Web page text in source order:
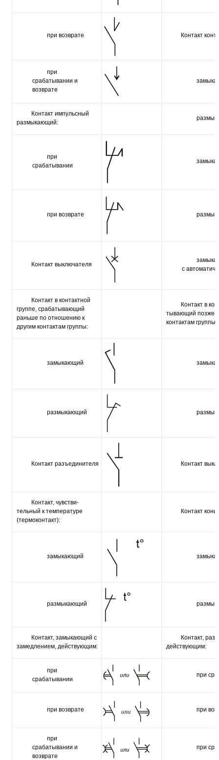
при возврате Контакт
при
срабатывании и
возврате
Контакт импульс­ный
размыкающий:
при
срабатывании
при возврате
Контакт выключателя
с
Контакт в контакт­ной
группе, сраба­тывающий
раньше по отношению к
другим контактам группы:
Контакт в
тывающий позже
контактам группы:
замыкающий
размыкающий
Контакт разъединителя Контакт
Контакт, чувстви­
тельный к темпе­ратуре
(термокон­такт):
Контакт
замыкающий
размыкающий
Контакт, замыкаю­щий с
замедлени­ем, действующим:
Контакт,
действующим:
при
срабатывании
при
при возврате при
при
срабатывании и
возврате
при